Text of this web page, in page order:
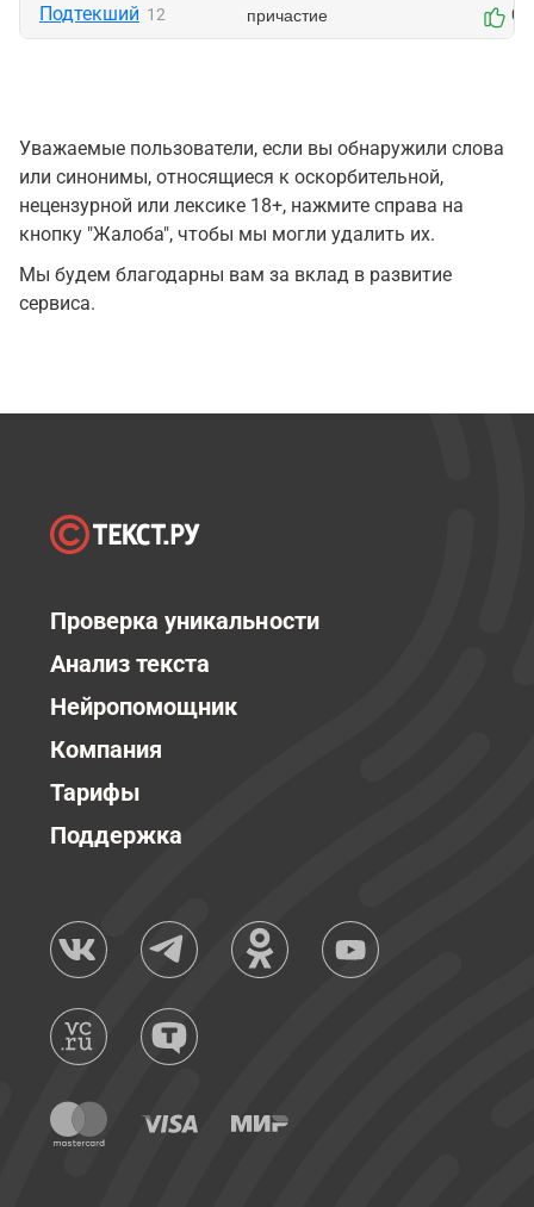
Подтекший 12 причастие 0
Уважаемые пользователи, если вы обнаружили слова
или синонимы, относящиеся к оскорбительной,
нецензурной или лексике 18+, нажмите справа на
кнопку "Жалоба", чтобы мы могли удалить их.
Мы будем благодарны вам за вклад в развитие
сервиса.
Проверка уникальности
Анализ текста
Нейропомощник
Компания
Тарифы
Поддержка